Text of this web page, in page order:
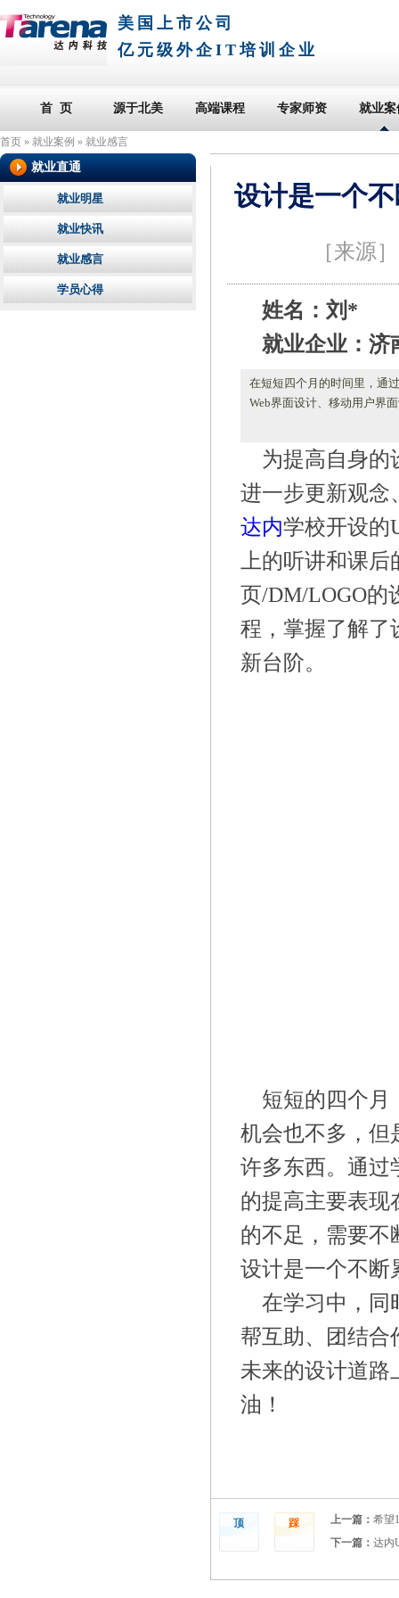
美国上市公司
亿元级外企IT培训企业
首 页 源于北美 高端课程 专家师资 就业案
首页 » 就业案例 » 就业感言
设计是一个
［来源
姓名：刘*
就业企业：济
在短短四个月的时间里，通
Web界面设计、移动用户界
为提高自身的
进一步更新观念
达内学校开设的
上的听讲和课
页/DM/LOGO的
程，掌握了解了
新台阶。
短短的四个月
机会也不多，但
许多东西。通过
的提高主要表现
的不足，需要不
设计是一个不断
在学习中，同
帮互助、团结合
未来的设计道路
油！
顶 踩 上一篇： 希望
下一篇： 达内
就业直通
就业明星
就业快讯
就业感言
学员心得